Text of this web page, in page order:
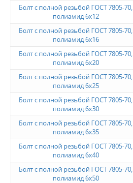
Болт с полной резьбой ГОСТ 7805-70,
полиамид 6x12
Болт с полной резьбой ГОСТ 7805-70,
полиамид 6x16
Болт с полной резьбой ГОСТ 7805-70,
полиамид 6x20
Болт с полной резьбой ГОСТ 7805-70,
полиамид 6x25
Болт с полной резьбой ГОСТ 7805-70,
полиамид 6x30
Болт с полной резьбой ГОСТ 7805-70,
полиамид 6x35
Болт с полной резьбой ГОСТ 7805-70,
полиамид 6x40
Болт с полной резьбой ГОСТ 7805-70,
полиамид 6x50